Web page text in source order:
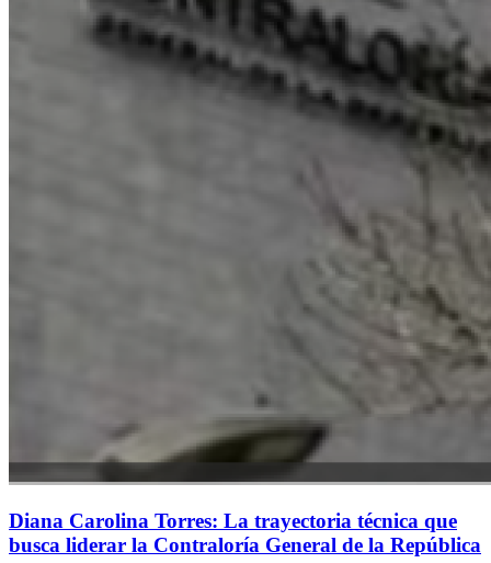
Diana Carolina Torres: La trayectoria técnica que
busca liderar la Contraloría General de la República